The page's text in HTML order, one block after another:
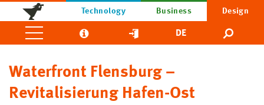
Technology Business Design
DE
Waterfront Flensburg –
Revitalisierung Hafen-Ost